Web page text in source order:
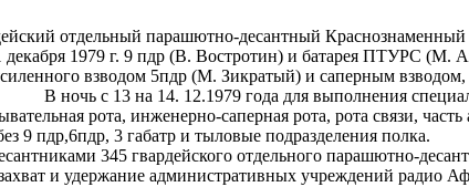
отдельный парашютно-десантный
декабря 1979 г. 9 пдр (В. Востротин) и батарея ПТУРС
взводом 5пдр (М. Зикратый) и саперным
В ночь с 13 на 14. 12.1979 года для выполнения
рота, инженерно-саперная рота, рота
9 пдр,6пдр, 3 габатр и тыловые подразделения полка.
345 гвардейского отдельного парашютно-
и удержание административных учреждений радио